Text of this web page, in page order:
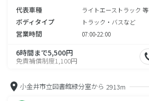
代表車種 ライトエーストラック 等
ボディタイプ トラック・バスなど
営業時間 07:00-22:00
6時間まで5,500円
免責補償制度1,100円
小金井市立図書館緑分室から 2913m